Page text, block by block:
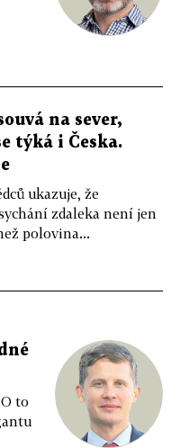
na sever,
týká i Česka.
ukazuje, že
zdaleka není jen
polovina...
to